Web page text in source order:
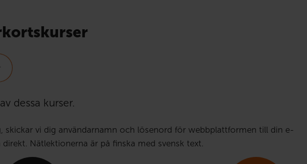
dessa kurser.
vi dig användarnamn och lösenord för webbplattformen till din e-
Nätlektionerna är på finska med svensk text.